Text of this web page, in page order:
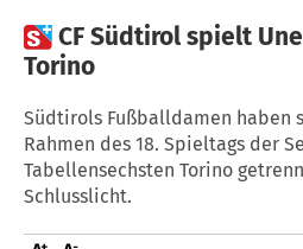
CF Südtirol spielt
Torino
Südtirols Fußballdamen haben
Rahmen des 18. Spieltags der
Tabellensechsten Torino
Schlusslicht.